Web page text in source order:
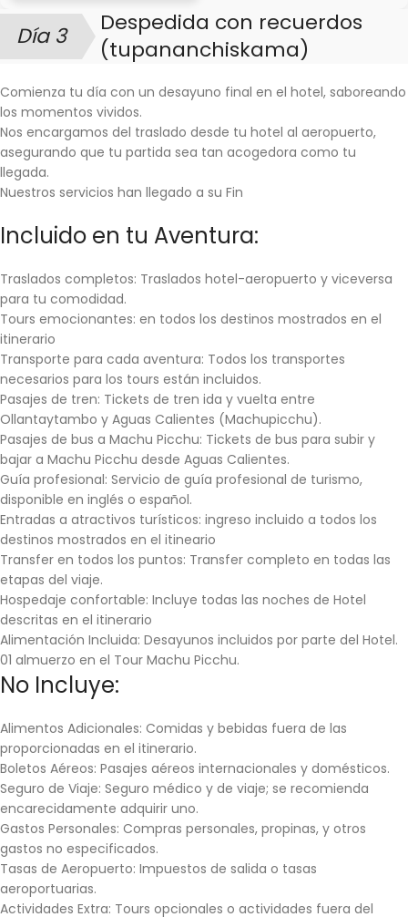
Día 3
Despedida con recuerdos
(tupananchiskama)
Comienza tu día con un desayuno final en el hotel, saboreando
los momentos vividos.
Nos encargamos del traslado desde tu hotel al aeropuerto,
asegurando que tu partida sea tan acogedora como tu
llegada.
Nuestros servicios han llegado a su Fin
Incluido en tu Aventura:
Traslados completos: Traslados hotel-aeropuerto y viceversa
para tu comodidad.
Tours emocionantes: en todos los destinos mostrados en el
itinerario
Transporte para cada aventura: Todos los transportes
necesarios para los tours están incluidos.
Pasajes de tren: Tickets de tren ida y vuelta entre
Ollantaytambo y Aguas Calientes (Machupicchu).
Pasajes de bus a Machu Picchu: Tickets de bus para subir y
bajar a Machu Picchu desde Aguas Calientes.
Guía profesional: Servicio de guía profesional de turismo,
disponible en inglés o español.
Entradas a atractivos turísticos: ingreso incluido a todos los
destinos mostrados en el itineario
Transfer en todos los puntos: Transfer completo en todas las
etapas del viaje.
Hospedaje confortable: Incluye todas las noches de Hotel
descritas en el itinerario
Alimentación Incluida: Desayunos incluidos por parte del Hotel.
01 almuerzo en el Tour Machu Picchu.
No Incluye:
Alimentos Adicionales: Comidas y bebidas fuera de las
proporcionadas en el itinerario.
Boletos Aéreos: Pasajes aéreos internacionales y domésticos.
Seguro de Viaje: Seguro médico y de viaje; se recomienda
encarecidamente adquirir uno.
Gastos Personales: Compras personales, propinas, y otros
gastos no especificados.
Tasas de Aeropuerto: Impuestos de salida o tasas
aeroportuarias.
Actividades Extra: Tours opcionales o actividades fuera del